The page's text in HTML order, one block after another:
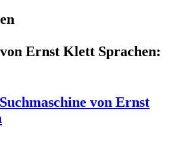
Ernst Klett Sprachen:
von Ernst